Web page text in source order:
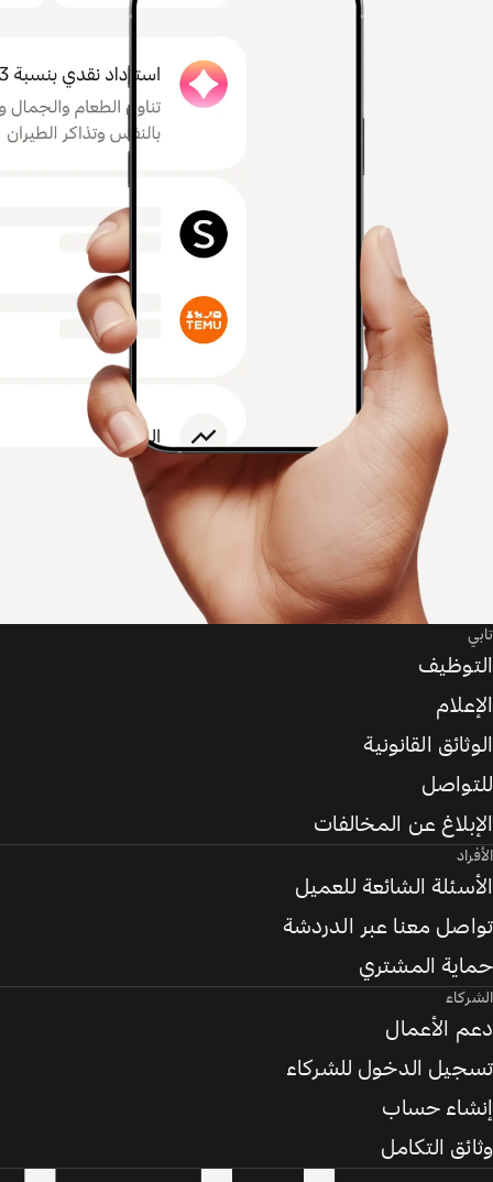
تابي
التوظيف
الإعلام
الوثائق القانونية
للتواصل
الإبلاغ عن المخالفات
الأفراد
الأسئلة الشائعة للعميل
تواصل معنا عبر الدردشة
حماية المشتري
الشركاء
دعم الأعمال
تسجيل الدخول للشركاء
إنشاء حساب
وثائق التكامل